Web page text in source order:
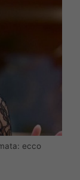
ecco